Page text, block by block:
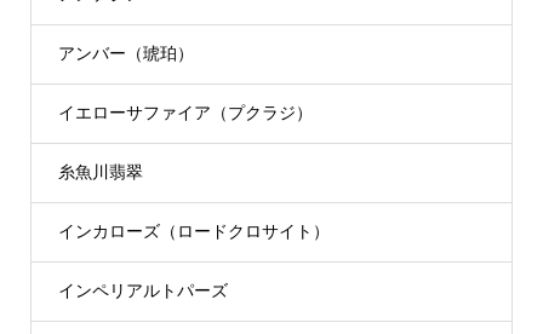
アンバー（琥珀）
イエローサファイア（プクラジ）
糸魚川翡翠
インカローズ（ロードクロサイト）
インペリアルトパーズ